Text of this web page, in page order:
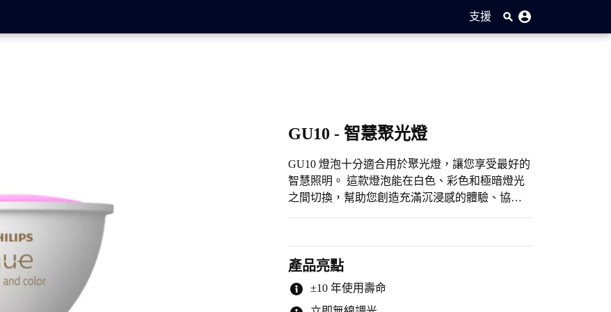
支援
GU10 - 智慧聚光燈
GU10 燈泡十分適合用於聚光燈，讓您享受最好的
智慧照明。 這款燈泡能在白色、彩色和極暗燈光
之間切換，幫助您創造充滿沉浸感的體驗、協助
產品亮點
±10 年使用壽命